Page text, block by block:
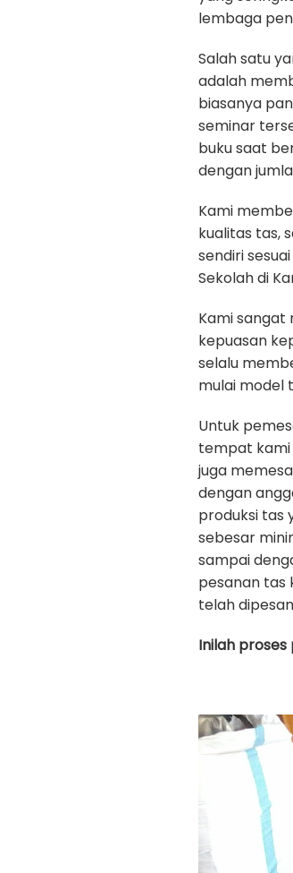
lembaga
Salah satu
adalah
biasanya
seminar
buku saat
dengan
Kami
kualitas tas,
sendiri
Sekolah di
Kami sangat
kepuasan
selalu
mulai model
Untuk
tempat kami
juga
dengan
produksi tas
sebesar
sampai
pesanan tas
telah
Inilah